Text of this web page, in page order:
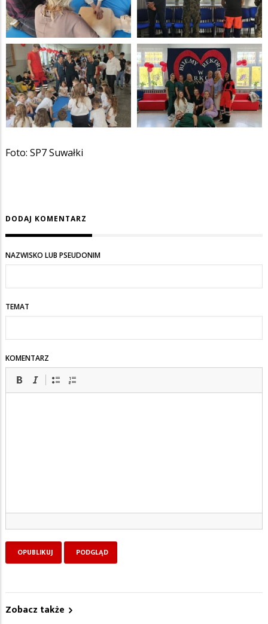
Foto: SP7 Suwałki
DODAJ KOMENTARZ
NAZWISKO LUB PSEUDONIM
TEMAT
KOMENTARZ
Zobacz także